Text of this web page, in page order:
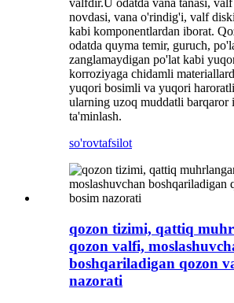
valfdir.U odatda vana tanasi,
novdasi, vana o'rindig'i, valf
kabi komponentlardan iborat.
odatda quyma temir, guruch,
zanglamaydigan po'lat kabi
korroziyaga chidamli
yuqori bosimli va yuqori
ularning uzoq muddatli barqaror
ta'minlash.
so'rovtafsilot
qozon tizimi, qattiq
qozon valfi,
boshqariladigan qozon
nazorati